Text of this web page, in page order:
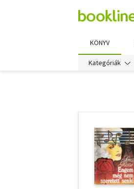
KÖNYV
Kategóriák